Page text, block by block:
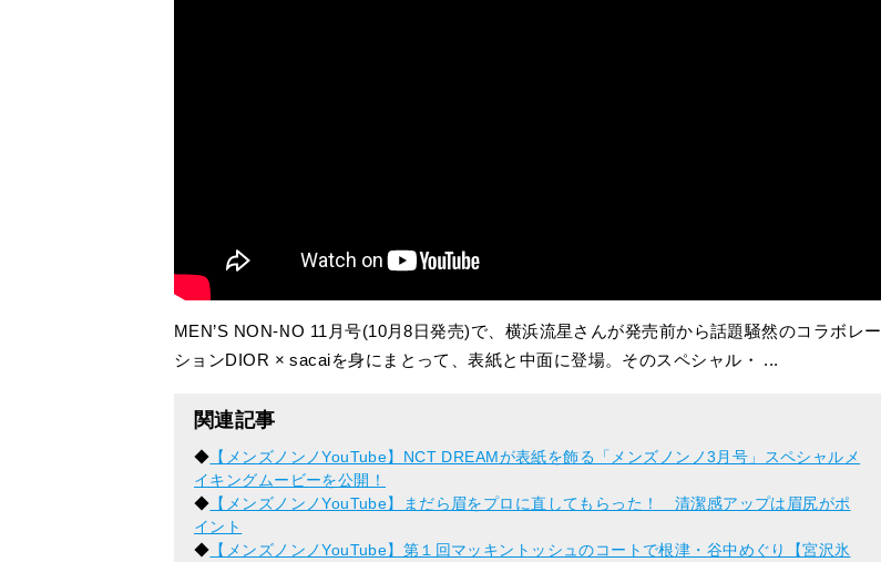
MEN’S NON-NO 11月号(10月8日発売)で、横浜流星さんが発売前から話題騒然のコラボレー
ションDIOR × sacaiを身にまとって、表紙と中面に登場。そのスペシャル・ ...
関連記事
◆ 【メンズノンノYouTube】NCT DREAMが表紙を飾る「メンズノンノ3月号」スペシャルメ
イキングムービーを公開！
◆ 【メンズノンノYouTube】まだら眉をプロに直してもらった！ 清潔感アップは眉尻がポ
イント
◆ 【メンズノンノYouTube】第１回マッキントッシュのコートで根津・谷中めぐり【宮沢氷